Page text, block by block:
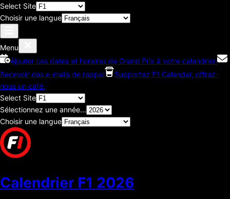
Select Site
Choisir une langue
Menu
Ajouter ces dates et horaires de Grand Prix à votre calendrier.
Recevoir des e-mails de rappel
Supportez F1 Calendar, offrez-
nous un café.
Select Site
Sélectionnez une année...
Choisir une langue
Calendrier F1 2026